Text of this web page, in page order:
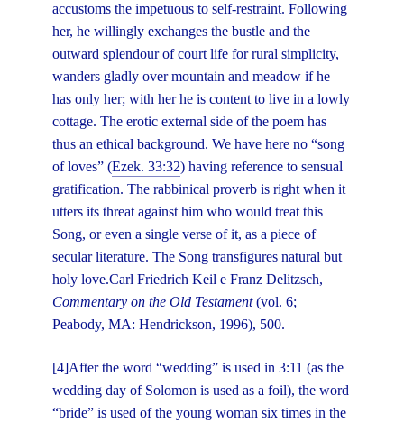
accustoms the impetuous to self-restraint. Following
her, he willingly exchanges the bustle and the
outward splendour of court life for rural simplicity,
wanders gladly over mountain and meadow if he
has only her; with her he is content to live in a lowly
cottage. The erotic external side of the poem has
thus an ethical background. We have here no “song
of loves” (Ezek. 33:32) having reference to sensual
gratification. The rabbinical proverb is right when it
utters its threat against him who would treat this
Song, or even a single verse of it, as a piece of
secular literature. The Song transfigures natural but
holy love.Carl Friedrich Keil e Franz Delitzsch,
Commentary on the Old Testament(vol. 6;
Peabody, MA: Hendrickson, 1996), 500.
[4]After the word “wedding” is used in 3:11 (as the
wedding day of Solomon is used as a foil), the word
“bride” is used of the young woman six times in the